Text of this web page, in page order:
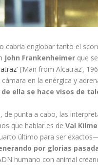
cabría englobar tanto el
John Frankenheimer que
(‘Man from Alcatraz’,
en la enérgica y
ella se hace visos de
de punta a cabo, las
que hablar es deVal
último para ser
por glorias
humano con animal